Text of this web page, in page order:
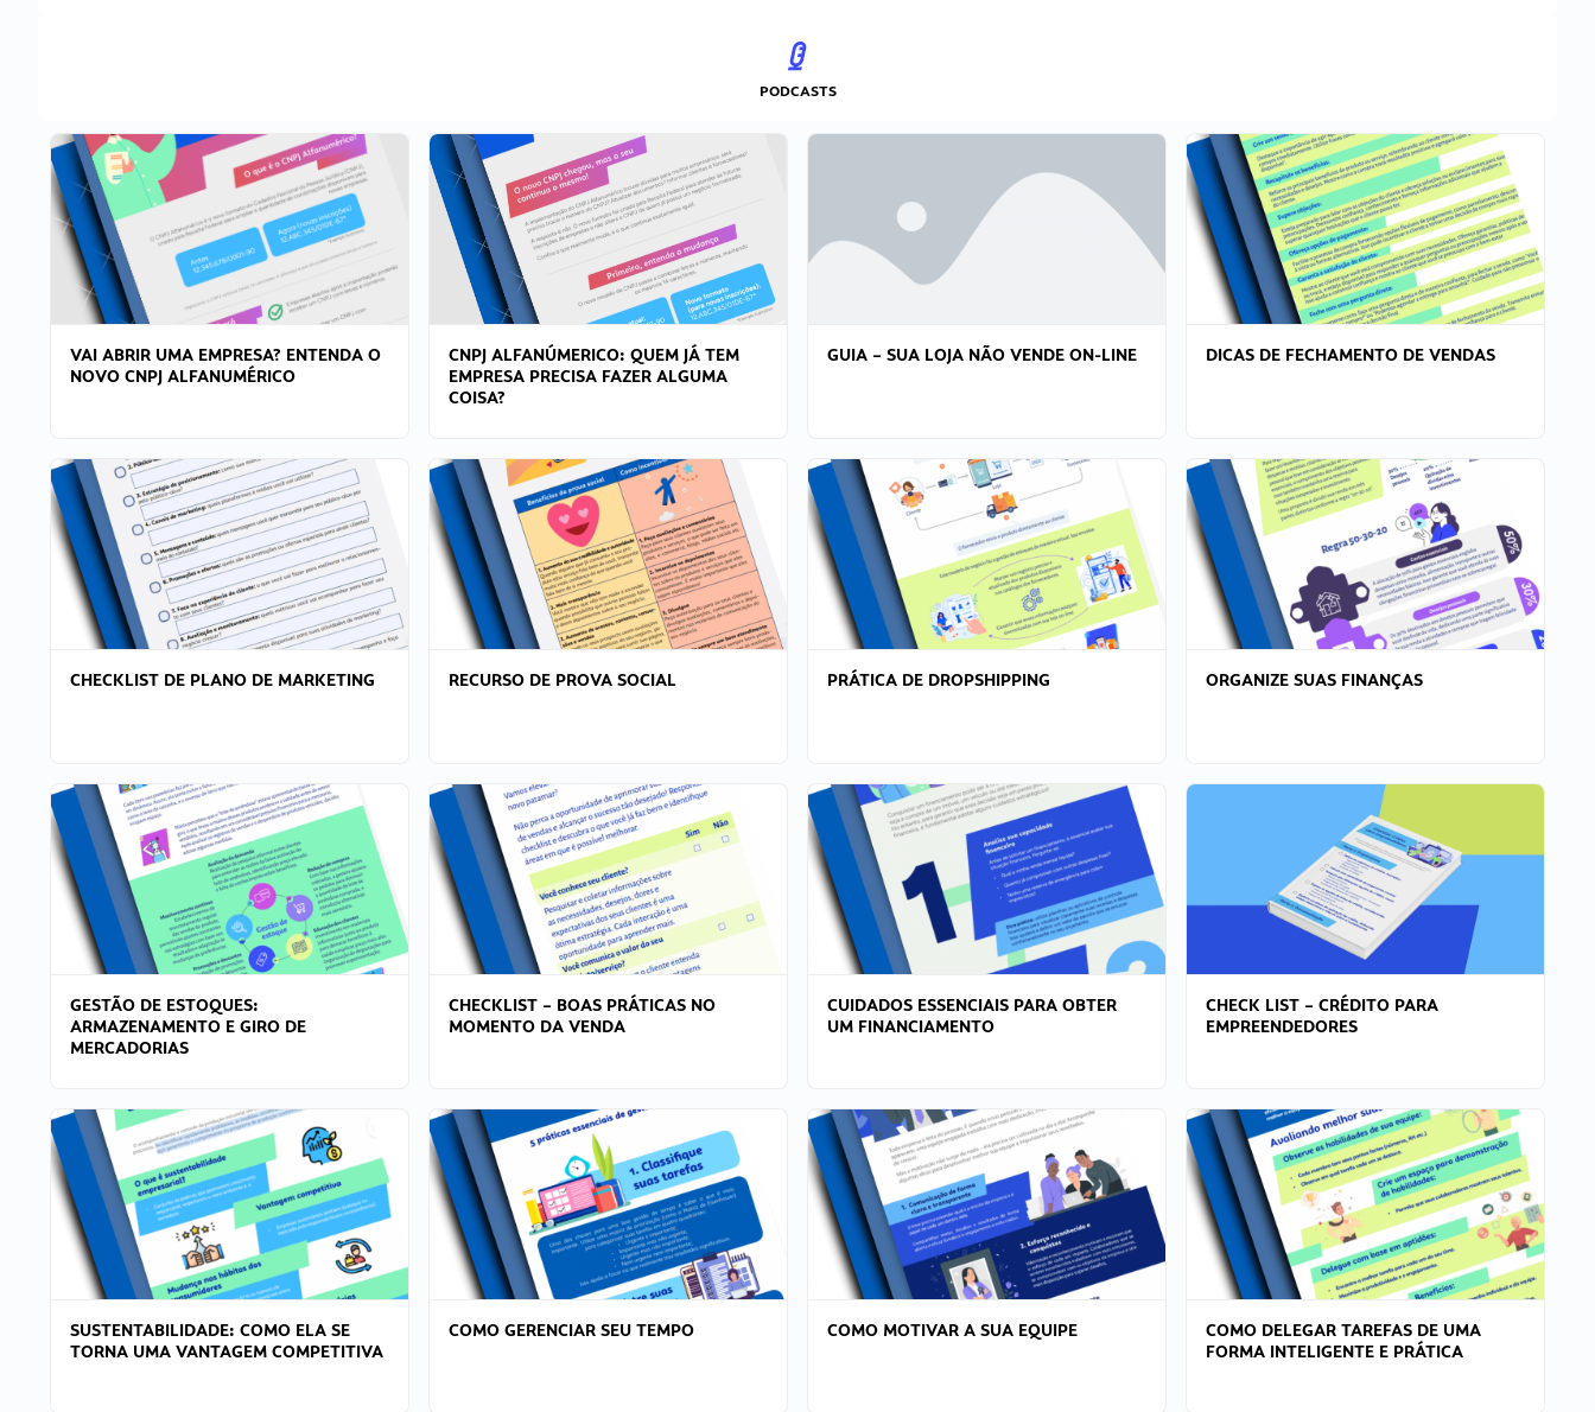
PODCASTS
VAI ABRIR UMA EMPRESA? ENTENDA O
NOVO CNPJ ALFANUMÉRICO
CNPJ ALFANÚMERICO: QUEM JÁ TEM
EMPRESA PRECISA FAZER ALGUMA
COISA?
GUIA – SUA LOJA NÃO VENDE ON-LINE DICAS DE FECHAMENTO DE VENDAS
CHECKLIST DE PLANO DE MARKETING RECURSO DE PROVA SOCIAL PRÁTICA DE DROPSHIPPING ORGANIZE SUAS FINANÇAS
GESTÃO DE ESTOQUES:
ARMAZENAMENTO E GIRO DE
MERCADORIAS
CHECKLIST – BOAS PRÁTICAS NO
MOMENTO DA VENDA
CUIDADOS ESSENCIAIS PARA OBTER
UM FINANCIAMENTO
CHECK LIST – CRÉDITO PARA
EMPREENDEDORES
SUSTENTABILIDADE: COMO ELA SE
TORNA UMA VANTAGEM COMPETITIVA
COMO GERENCIAR SEU TEMPO COMO MOTIVAR A SUA EQUIPE
COMO DELEGAR TAREFAS DE UMA
FORMA INTELIGENTE E PRÁTICA